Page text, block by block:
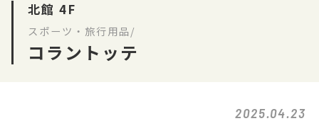
北館 4F
スポーツ・旅行用品/
コラントッテ
2025.04.23